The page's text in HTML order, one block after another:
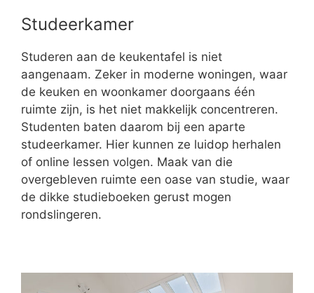
Studeerkamer
Studeren aan de keukentafel is niet
aangenaam. Zeker in moderne woningen, waar
de keuken en woonkamer doorgaans één
ruimte zijn, is het niet makkelijk concentreren.
Studenten baten daarom bij een aparte
studeerkamer. Hier kunnen ze luidop herhalen
of online lessen volgen. Maak van die
overgebleven ruimte een oase van studie, waar
de dikke studieboeken gerust mogen
rondslingeren.